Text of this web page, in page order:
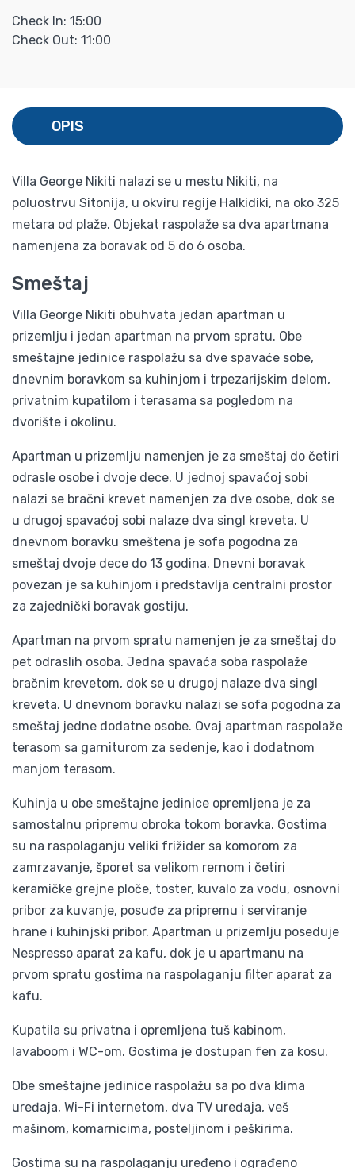
Check In: 15:00
Check Out: 11:00
OPIS
Villa George Nikiti nalazi se u mestu Nikiti, na
poluostrvu Sitonija, u okviru regije Halkidiki, na oko 325
metara od plaže. Objekat raspolaže sa dva apartmana
namenjena za boravak od 5 do 6 osoba.
Smeštaj
Villa George Nikiti obuhvata jedan apartman u
prizemlju i jedan apartman na prvom spratu. Obe
smeštajne jedinice raspolažu sa dve spavaće sobe,
dnevnim boravkom sa kuhinjom i trpezarijskim delom,
privatnim kupatilom i terasama sa pogledom na
dvorište i okolinu.
Apartman u prizemlju namenjen je za smeštaj do četiri
odrasle osobe i dvoje dece. U jednoj spavaćoj sobi
nalazi se bračni krevet namenjen za dve osobe, dok se
u drugoj spavaćoj sobi nalaze dva singl kreveta. U
dnevnom boravku smeštena je sofa pogodna za
smeštaj dvoje dece do 13 godina. Dnevni boravak
povezan je sa kuhinjom i predstavlja centralni prostor
za zajednički boravak gostiju.
Apartman na prvom spratu namenjen je za smeštaj do
pet odraslih osoba. Jedna spavaća soba raspolaže
bračnim krevetom, dok se u drugoj nalaze dva singl
kreveta. U dnevnom boravku nalazi se sofa pogodna za
smeštaj jedne dodatne osobe. Ovaj apartman raspolaže
terasom sa garniturom za sedenje, kao i dodatnom
manjom terasom.
Kuhinja u obe smeštajne jedinice opremljena je za
samostalnu pripremu obroka tokom boravka. Gostima
su na raspolaganju veliki frižider sa komorom za
zamrzavanje, šporet sa velikom rernom i četiri
keramičke grejne ploče, toster, kuvalo za vodu, osnovni
pribor za kuvanje, posuđe za pripremu i serviranje
hrane i kuhinjski pribor. Apartman u prizemlju poseduje
Nespresso aparat za kafu, dok je u apartmanu na
prvom spratu gostima na raspolaganju filter aparat za
kafu.
Kupatila su privatna i opremljena tuš kabinom,
lavaboom i WC-om. Gostima je dostupan fen za kosu.
Obe smeštajne jedinice raspolažu sa po dva klima
uređaja, Wi-Fi internetom, dva TV uređaja, veš
mašinom, komarnicima, posteljinom i peškirima.
Gostima su na raspolaganju uređeno i ograđeno